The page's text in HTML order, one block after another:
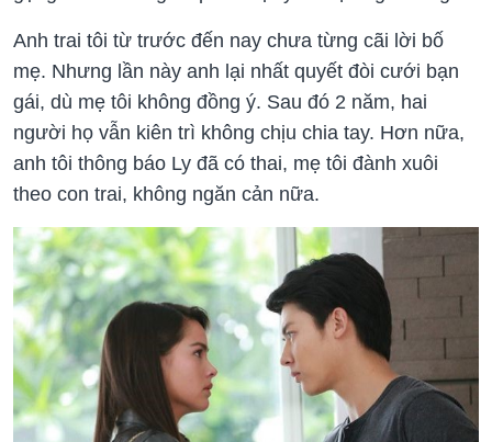
Anh trai tôi từ trước đến nay chưa từng cãi lời bố
mẹ. Nhưng lần này anh lại nhất quyết đòi cưới bạn
gái, dù mẹ tôi không đồng ý. Sau đó 2 năm, hai
người họ vẫn kiên trì không chịu chia tay. Hơn nữa,
anh tôi thông báo Ly đã có thai, mẹ tôi đành xuôi
theo con trai, không ngăn cản nữa.